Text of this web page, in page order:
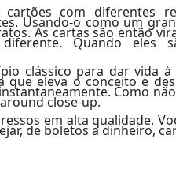
com diferentes
Usando-o como um
As cartas são então
Quando eles
clássico para dar vida à
que eleva o conceito e
Como
close-up.
em alta qualidade.
de boletos a dinheiro,